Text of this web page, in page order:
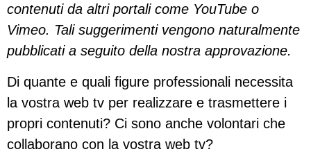
contenuti da altri portali come YouTube o
Vimeo. Tali suggerimenti vengono naturalmente
pubblicati a seguito della nostra approvazione.
Di quante e quali figure professionali necessita
la vostra web tv per realizzare e trasmettere i
propri contenuti? Ci sono anche volontari che
collaborano con la vostra web tv?